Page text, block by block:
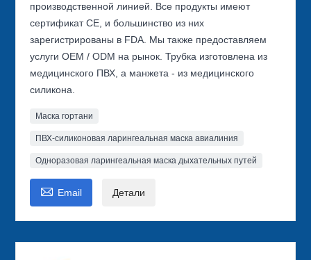
производственной линией. Все продукты имеют
сертификат CE, и большинство из них
зарегистрированы в FDA. Мы также предоставляем
услуги OEM / ODM на рынок. Трубка изготовлена из
медицинского ПВХ, а манжета - из медицинского
силикона.
Маска гортани
ПВХ-силиконовая ларингеальная маска авиалиния
Одноразовая ларингеальная маска дыхательных путей
 Email Детали